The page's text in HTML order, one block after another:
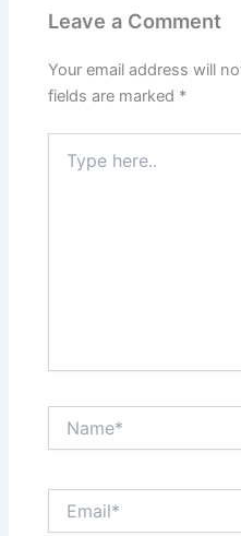
Leave a Comment
Your email address will
fields are marked *
here..